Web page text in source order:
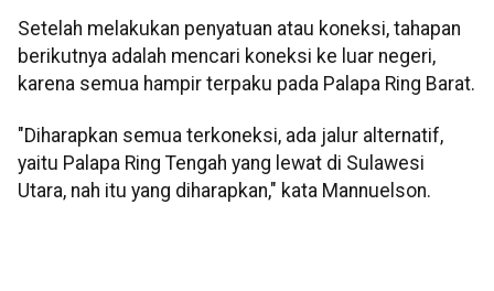
Setelah melakukan penyatuan atau koneksi, tahapan
berikutnya adalah mencari koneksi ke luar negeri,
karena semua hampir terpaku pada Palapa Ring Barat.
"Diharapkan semua terkoneksi, ada jalur alternatif,
yaitu Palapa Ring Tengah yang lewat di Sulawesi
Utara, nah itu yang diharapkan," kata Mannuelson.